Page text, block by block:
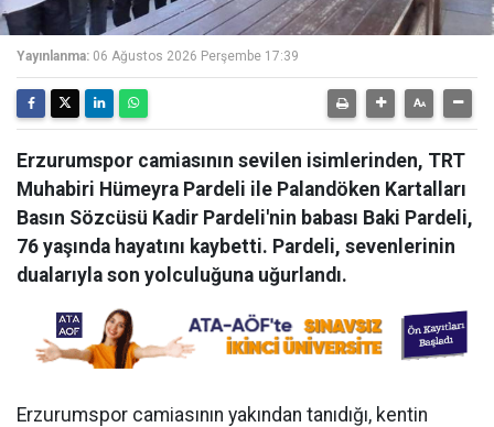
Yayınlanma: 06 Ağustos 2026 Perşembe 17:39
Erzurumspor camiasının sevilen isimlerinden, TRT
Muhabiri Hümeyra Pardeli ile Palandöken Kartalları
Basın Sözcüsü Kadir Pardeli'nin babası Baki Pardeli,
76 yaşında hayatını kaybetti. Pardeli, sevenlerinin
dualarıyla son yolculuğuna uğurlandı.
Erzurumspor camiasının yakından tanıdığı, kentin